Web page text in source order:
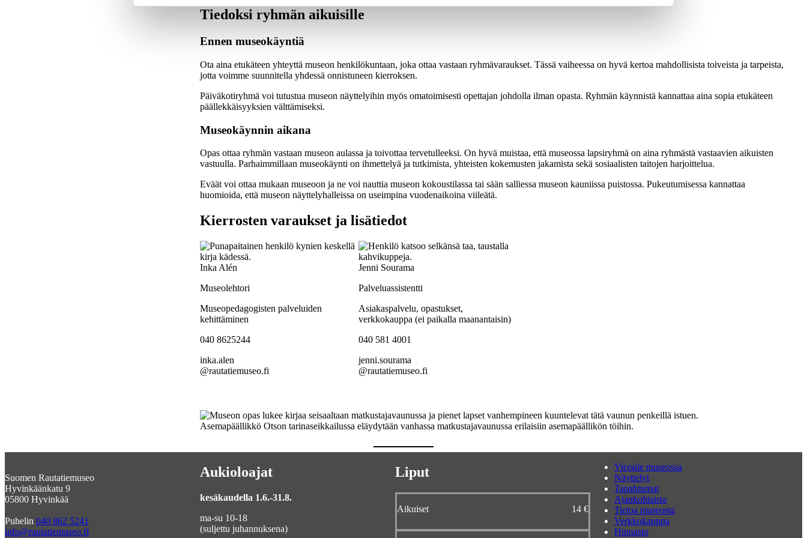
Tiedoksi ryhmän aikuisille
Ennen museokäyntiä
Ota aina etukäteen yhteyttä museon henkilökuntaan, joka ottaa vastaan ryhmävaraukset. Tässä vaiheessa on hyvä kertoa mahdollisista toiveista ja tarpeista,
jotta voimme suunnitella yhdessä onnistuneen kierroksen.
Päiväkotiryhmä voi tutustua museon näyttelyihin myös omatoimisesti opettajan johdolla ilman opasta. Ryhmän käynnistä kannattaa aina sopia etukäteen
päällekkäisyyksien välttämiseksi.
Museokäynnin aikana
Opas ottaa ryhmän vastaan museon aulassa ja toivottaa tervetulleeksi. On hyvä muistaa, että museossa lapsiryhmä on aina ryhmästä vastaavien aikuisten
vastuulla. Parhaimmillaan museokäynti on ihmettelyä ja tutkimista, yhteisten kokemusten jakamista sekä sosiaalisten taitojen harjoittelua.
Eväät voi ottaa mukaan museoon ja ne voi nauttia museon kokoustilassa tai sään salliessa museon kauniissa puistossa. Pukeutumisessa kannattaa
huomioida, että museon näyttelyhalleissa on useimpina vuodenaikoina viileätä.
Kierrosten varaukset ja lisätiedot
Inka Alén
Museolehtori
Museopedagogisten palveluiden
kehittäminen
040 8625244
inka.alen
@rautatiemuseo.fi
Jenni Sourama
Palveluassistentti
Asiakaspalvelu, opastukset,
verkkokauppa (ei paikalla maanantaisin)
040 581 4001
jenni.sourama
@rautatiemuseo.fi
Asemapäällikkö Otson tarinaseikkailussa eläydytään vanhassa matkustajavaunussa erilaisiin asemapäällikön töihin.
Suomen Rautatiemuseo
Hyvinkäänkatu 9
05800 Hyvinkää
Puhelin 040 862 5241
info@rautatiemuseo.fi
Aukioloajat
kesäkaudella 1.6.-31.8.
ma-su 10-18
(suljettu juhannuksena)
Liput
Aikuiset 14 €
Vieraile museossa
Näyttelyt
Tapahtumat
Ajankohtaista
Tietoa museosta
Verkkokauppa
Hinnasto